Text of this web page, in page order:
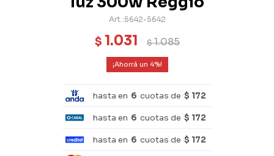
5642-5642
$ 1.031 $1.085
4
hasta en 6 cuotas de $ 172
hasta en 6 cuotas de $ 172
hasta en 6 cuotas de $ 172